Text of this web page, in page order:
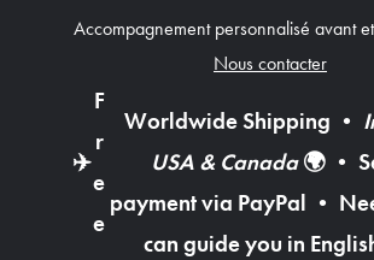
Accompagnement personnalisé avant
Nous contacter
✈️
F
r
e
e
Worldwide Shipping •
USA & Canada🌍 •
payment via PayPal •
can guide you in